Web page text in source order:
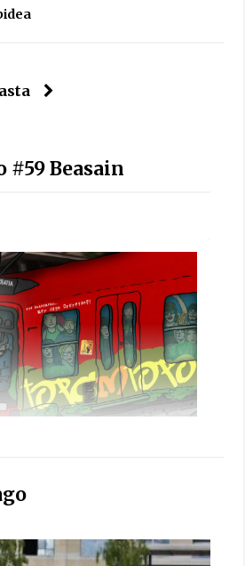
egunkarian elkarrizketa
Bedi irratiko Hizpidea saioan
denboraldi amaiera
07/01
eskutik
#59 Beasain